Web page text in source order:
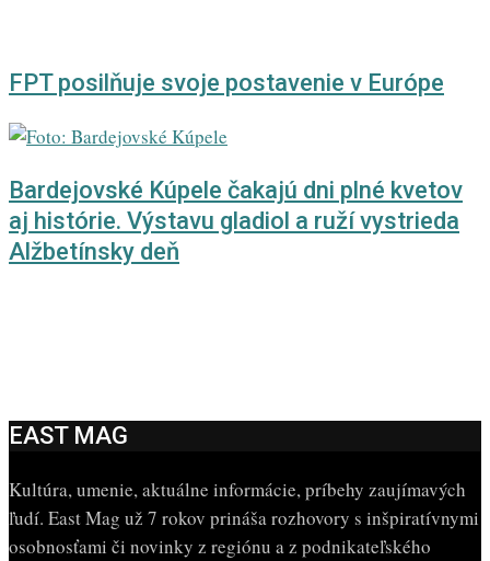
FPT posilňuje svoje postavenie v Európe
Bardejovské Kúpele čakajú dni plné kvetov
aj histórie. Výstavu gladiol a ruží vystrieda
Alžbetínsky deň
EAST MAG
Kultúra, umenie, aktuálne informácie, príbehy zaujímavých
ľudí. East Mag už 7 rokov prináša rozhovory s inšpiratívnymi
osobnosťami či novinky z regiónu a z podnikateľského